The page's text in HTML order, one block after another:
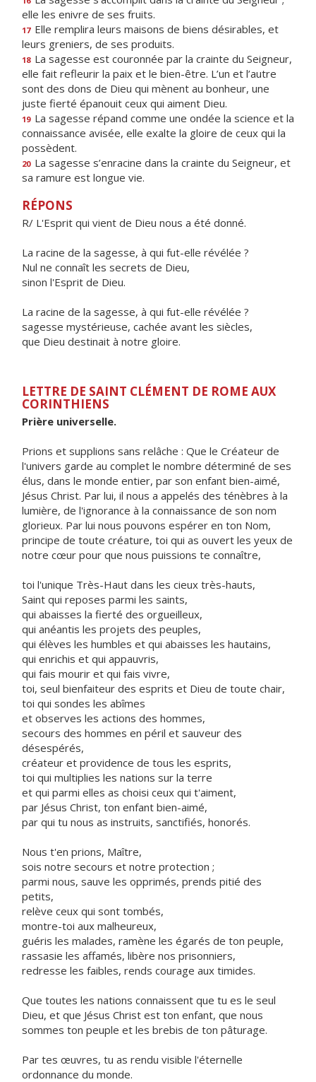
elle les enivre de ses fruits.
17 Elle remplira leurs maisons de biens désirables, et
leurs greniers, de ses produits.
18 La sagesse est couronnée par la crainte du Seigneur,
elle fait refleurir la paix et le bien-être. L’un et l’autre
sont des dons de Dieu qui mènent au bonheur, une
juste fierté épanouit ceux qui aiment Dieu.
19 La sagesse répand comme une ondée la science et la
connaissance avisée, elle exalte la gloire de ceux qui la
possèdent.
20 La sagesse s’enracine dans la crainte du Seigneur, et
sa ramure est longue vie.
RÉPONS
R/ L'Esprit qui vient de Dieu nous a été donné.
La racine de la sagesse, à qui fut-elle révélée ?
Nul ne connaît les secrets de Dieu,
sinon l'Esprit de Dieu.
La racine de la sagesse, à qui fut-elle révélée ?
sagesse mystérieuse, cachée avant les siècles,
que Dieu destinait à notre gloire.
LETTRE DE SAINT CLÉMENT DE ROME AUX
CORINTHIENS
Prière universelle.
Prions et supplions sans relâche : Que le Créateur de
l'univers garde au complet le nombre déterminé de ses
élus, dans le monde entier, par son enfant bien-aimé,
Jésus Christ. Par lui, il nous a appelés des ténèbres à la
lumière, de l'ignorance à la connaissance de son nom
glorieux. Par lui nous pouvons espérer en ton Nom,
principe de toute créature, toi qui as ouvert les yeux de
notre cœur pour que nous puissions te connaître,
toi l'unique Très-Haut dans les cieux très-hauts,
Saint qui reposes parmi les saints,
qui abaisses la fierté des orgueilleux,
qui anéantis les projets des peuples,
qui élèves les humbles et qui abaisses les hautains,
qui enrichis et qui appauvris,
qui fais mourir et qui fais vivre,
toi, seul bienfaiteur des esprits et Dieu de toute chair,
toi qui sondes les abîmes
et observes les actions des hommes,
secours des hommes en péril et sauveur des
désespérés,
créateur et providence de tous les esprits,
toi qui multiplies les nations sur la terre
et qui parmi elles as choisi ceux qui t'aiment,
par Jésus Christ, ton enfant bien-aimé,
par qui tu nous as instruits, sanctifiés, honorés.
Nous t'en prions, Maître,
sois notre secours et notre protection ;
parmi nous, sauve les opprimés, prends pitié des
petits,
relève ceux qui sont tombés,
montre-toi aux malheureux,
guéris les malades, ramène les égarés de ton peuple,
rassasie les affamés, libère nos prisonniers,
redresse les faibles, rends courage aux timides.
Que toutes les nations connaissent que tu es le seul
Dieu, et que Jésus Christ est ton enfant, que nous
sommes ton peuple et les brebis de ton pâturage.
Par tes œuvres, tu as rendu visible l'éternelle
ordonnance du monde.